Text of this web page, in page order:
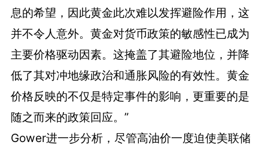
息的希望，因此黄金此次难以发挥避险作用，这
并不令人意外。黄金对货币政策的敏感性已成为
主要价格驱动因素。这掩盖了其避险地位，并降
低了其对冲地缘政治和通胀风险的有效性。黄金
价格反映的不仅是特定事件的影响，更重要的是
随之而来的政策回应。”
Gower进一步分析，尽管高油价一度迫使美联储